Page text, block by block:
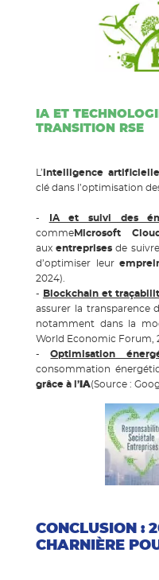
IA ET
TRANSITION RSE
L’ intelligence artificielle
clé dans l’optimisation
- IA et suivi des
commeMicrosoft
auxentreprises de
d’optimiser leur
2024).
-
Blockchain et
assurer la transparence
notamment dans la
World Economic Forum,
-Optimisation
consommation
grâce à l’ IA(Source :
CONCLUSION :
CHARNIÈRE